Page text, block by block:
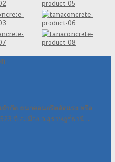
จำกัด ธนาคอนกรีตอัดแรง หรือ
ที่ อ.เมือง จ.สุราษฎร์ธานี ...